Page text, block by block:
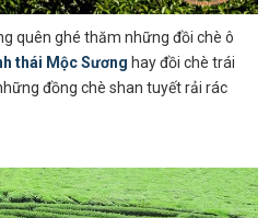
quên ghé thăm những đồi chè ô
thái Mộc Sương hay đồi chè trái
đồng chè shan tuyết rải rác